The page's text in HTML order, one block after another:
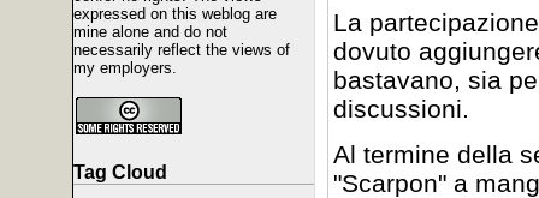
expressed on this weblog are
mine alone and do not
necessarily reflect the views of
my employers.
Tag Cloud
La
dovuto
bastavano, sia
discussioni.
Al termine della
"Scarpon" a